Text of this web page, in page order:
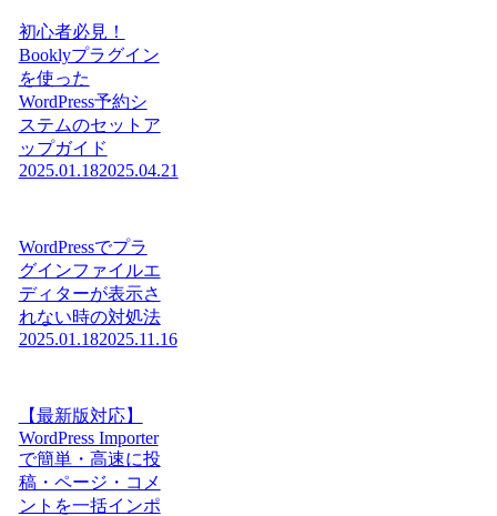
初心者必見！
Booklyプラグイン
を使った
WordPress予約シ
ステムのセットア
ップガイド
2025.01.182025.04.21
WordPressでプラ
グインファイルエ
ディターが表示さ
れない時の対処法
2025.01.182025.11.16
【最新版対応】
WordPress Importer
で簡単・高速に投
稿・ページ・コメ
ントを一括インポ